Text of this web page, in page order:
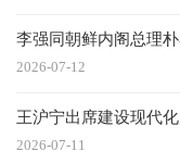
李强同朝鲜内阁总理
2026-07-12
王沪宁出席建设现代
2026-07-11